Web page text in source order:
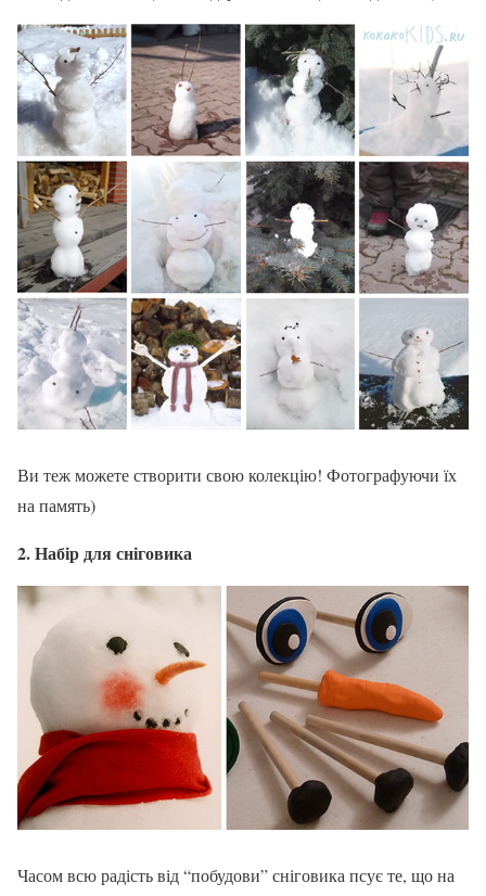
Ви теж можете створити свою колекцію! Фотографуючи їх
на память)
2. Набір для сніговика
Часом всю радість від “побудови” сніговика псує те, що на